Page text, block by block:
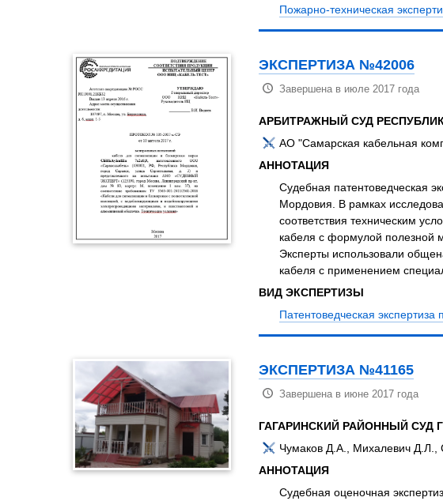
Пожарно-техническая
ЭКСПЕРТИЗА №42006
Завершена в июле 2017 года
АРБИТРАЖНЫЙ СУД
АО "Самарская кабельная
АННОТАЦИЯ
Судебная патентоведческая
Мордовия. В рамках
соответствия техническим
кабеля с формулой полезной
Эксперты использовали
кабеля с применением
ВИД ЭКСПЕРТИЗЫ
Патентоведческая
ЭКСПЕРТИЗА №41165
Завершена в июне 2017 года
ГАГАРИНСКИЙ РАЙОННЫЙ СУД
Чумаков Д.А., Михалевич
АННОТАЦИЯ
Судебная оценочная